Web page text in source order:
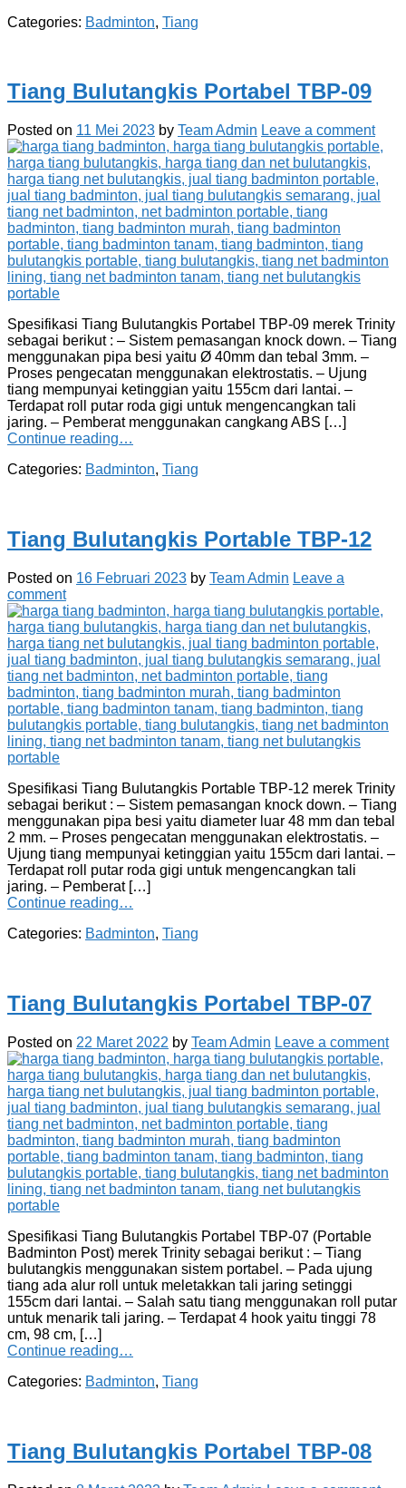
Categories: Badminton, Tiang
Tiang Bulutangkis Portabel TBP-09
Posted on 11 Mei 2023 by Team Admin Leave a comment
Spesifikasi Tiang Bulutangkis Portabel TBP-09 merek Trinity
sebagai berikut : – Sistem pemasangan knock down. – Tiang
menggunakan pipa besi yaitu Ø 40mm dan tebal 3mm. –
Proses pengecatan menggunakan elektrostatis. – Ujung
tiang mempunyai ketinggian yaitu 155cm dari lantai. –
Terdapat roll putar roda gigi untuk mengencangkan tali
jaring. – Pemberat menggunakan cangkang ABS […]
Continue reading…
Categories: Badminton, Tiang
Tiang Bulutangkis Portable TBP-12
Posted on 16 Februari 2023 by Team Admin Leave a
comment
Spesifikasi Tiang Bulutangkis Portable TBP-12 merek Trinity
sebagai berikut : – Sistem pemasangan knock down. – Tiang
menggunakan pipa besi yaitu diameter luar 48 mm dan tebal
2 mm. – Proses pengecatan menggunakan elektrostatis. –
Ujung tiang mempunyai ketinggian yaitu 155cm dari lantai. –
Terdapat roll putar roda gigi untuk mengencangkan tali
jaring. – Pemberat […]
Continue reading…
Categories: Badminton, Tiang
Tiang Bulutangkis Portabel TBP-07
Posted on 22 Maret 2022 by Team Admin Leave a comment
Spesifikasi Tiang Bulutangkis Portabel TBP-07 (Portable
Badminton Post) merek Trinity sebagai berikut : – Tiang
bulutangkis menggunakan sistem portabel. – Pada ujung
tiang ada alur roll untuk meletakkan tali jaring setinggi
155cm dari lantai. – Salah satu tiang menggunakan roll putar
untuk menarik tali jaring. – Terdapat 4 hook yaitu tinggi 78
cm, 98 cm, […]
Continue reading…
Categories: Badminton, Tiang
Tiang Bulutangkis Portabel TBP-08